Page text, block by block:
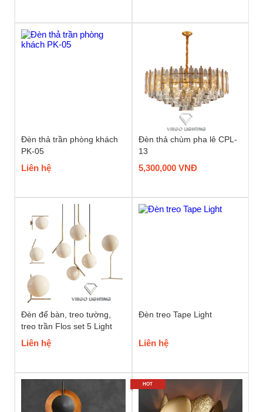
Đèn thả trần phòng khách
PK-05
Liên hệ
Đèn thả chùm pha lê CPL-
13
5,300,000 VNĐ
Đèn để bàn, treo tường,
treo trần Flos set 5 Light
Liên hệ
Đèn treo Tape Light
Liên hệ
HOT